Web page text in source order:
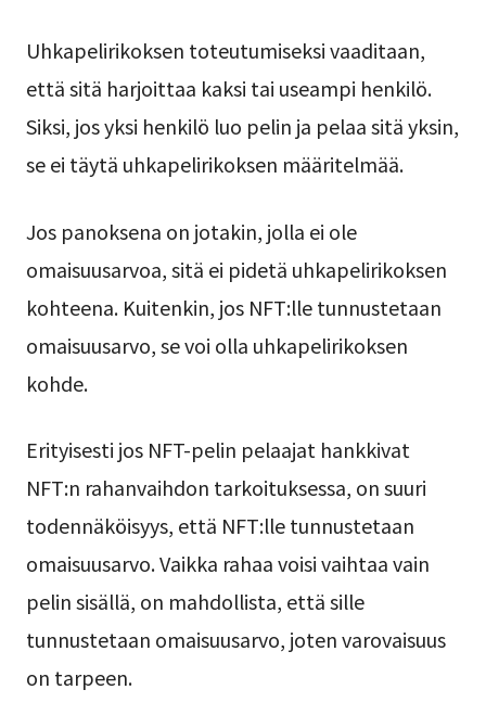
Uhkapelirikoksen toteutumiseksi vaaditaan,
että sitä harjoittaa kaksi tai useampi henkilö.
Siksi, jos yksi henkilö luo pelin ja pelaa sitä yksin,
se ei täytä uhkapelirikoksen määritelmää.
Jos panoksena on jotakin, jolla ei ole
omaisuusarvoa, sitä ei pidetä uhkapelirikoksen
kohteena. Kuitenkin, jos NFT:lle tunnustetaan
omaisuusarvo, se voi olla uhkapelirikoksen
kohde.
Erityisesti jos NFT-pelin pelaajat hankkivat
NFT:n rahanvaihdon tarkoituksessa, on suuri
todennäköisyys, että NFT:lle tunnustetaan
omaisuusarvo. Vaikka rahaa voisi vaihtaa vain
pelin sisällä, on mahdollista, että sille
tunnustetaan omaisuusarvo, joten varovaisuus
on tarpeen.